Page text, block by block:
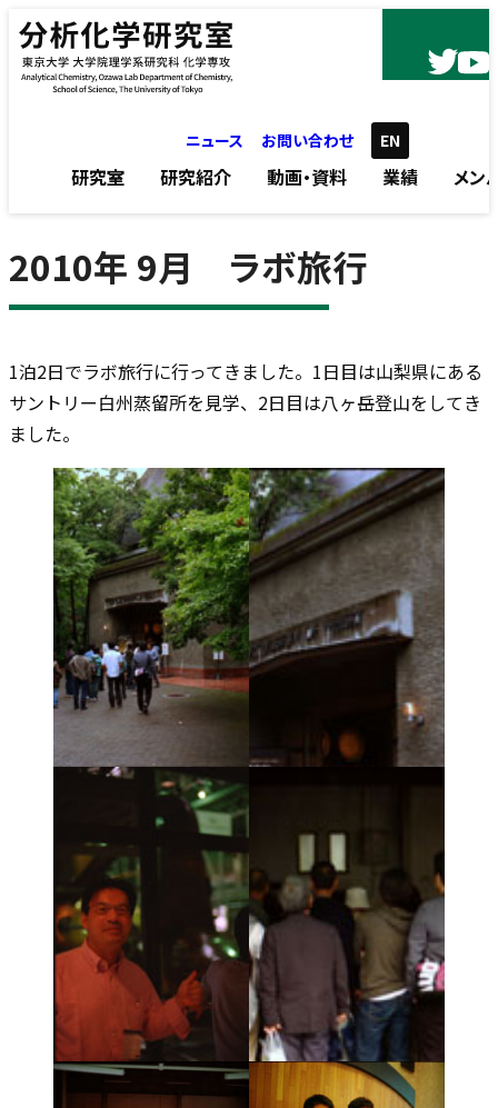
内容をスキップ
ニュース お問い合わせ EN
研究室 研究紹介 動画・資料 業績 メン
2010年 9月 ラボ旅行
1泊2日でラボ旅行に行ってきました。1日目は山梨県にある
サントリー白州蒸留所を見学、2日目は八ヶ岳登山をしてき
ました。